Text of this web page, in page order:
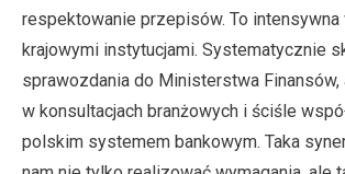
respektowanie przepisów. To intensywna
krajowymi instytucjami. Systematycznie
sprawozdania do Ministerstwa Finansów,
w konsultacjach branżowych i ściśle
polskim systemem bankowym. Taka